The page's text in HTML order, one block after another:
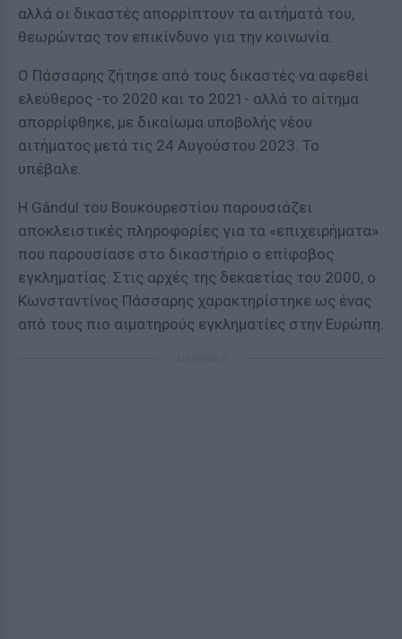
αλλά οι δικαστές απορρίπτουν τα αιτήματά του,
θεωρώντας τον επικίνδυνο για την κοινωνία.
Ο Πάσσαρης ζήτησε από τους δικαστές να αφεθεί
ελεύθερος -το 2020 και το 2021- αλλά το αίτημα
απορρίφθηκε, με δικαίωμα υποβολής νέου
αιτήματος μετά τις 24 Αυγούστου 2023. Το
υπέβαλε.
Η Gândul του Βουκουρεστίου παρουσιάζει
αποκλειστικές πληροφορίες για τα «επιχειρήματα»
που παρουσίασε στο δικαστήριο ο επίφοβος
εγκληματίας. Στις αρχές της δεκαετίας του 2000, ο
Κωνσταντίνος Πάσσαρης χαρακτηρίστηκε ως ένας
από τους πιο αιματηρούς εγκληματίες στην Ευρώπη.